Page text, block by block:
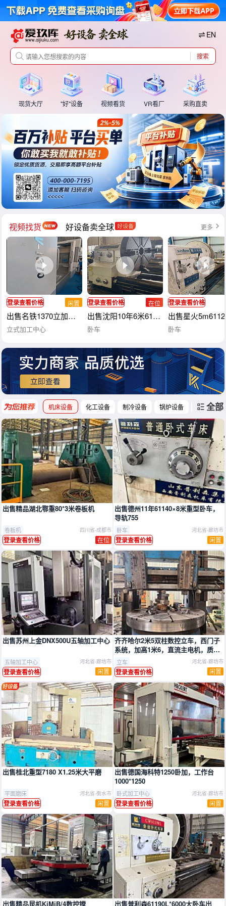
EN
搜索
现货大厅 "好"设备 视频看货 VR看厂 采购直卖
视频找货 好设备卖全球 更多
登录查看价格 闲置
出售名铁1370立加，BT40主轴，主轴传动方式直联，三轴滚柱线
立式加工中心
登录查看价格 在位
出售沈阳10年6米61200重型卧车，导轨
卧车
登录查看价格
出售星火
卧车
机床设备 化工设备 制冷设备 锅炉设备 工程机械
全部
推广
出售精品湖北鄂重80*3米卷板机
卷板机 四川省-成都市
登录查看价格 在位
推广
出售德州11年61140×8米重型卧车，
导轨755
卧车 河北省-廊坊市
登录查看价格 闲置
推广
出售苏州上金DNX500U五轴加工中心
五轴加工中心 河北省-廊坊市
登录查看价格 闲置
推广
齐齐哈尔2米5双柱数控立车，西门子
系统，加高1米6，直流主电机，质量
非常好
立车 河北省-廊坊市
登录查看价格 闲置
推广
出售桂北重型7180 X1.25米大平磨
平面磨床 河北省-衡水市
登录查看价格 闲置
出售德国海科特1250卧加，工作台
1000*1250
卧式加工中心 河北省-廊坊市
登录查看价格 闲置
出售精品昆机KiMiB/4数控镗 出售普利森61190L*6000大卧车出